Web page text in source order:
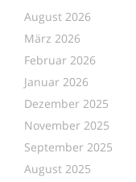
August 2026
März 2026
Februar 2026
Januar 2026
Dezember 2025
November 2025
September 2025
August 2025